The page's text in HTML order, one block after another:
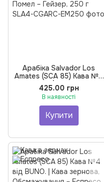
Арабіка Salvador Los
Amates (SCA 85) Кава №4
від BUNO. | Кава мелена,
Обсмажування – Еспресо,
Помел – Гейзер, 250 г
425.00 грн
В наявності
Купити